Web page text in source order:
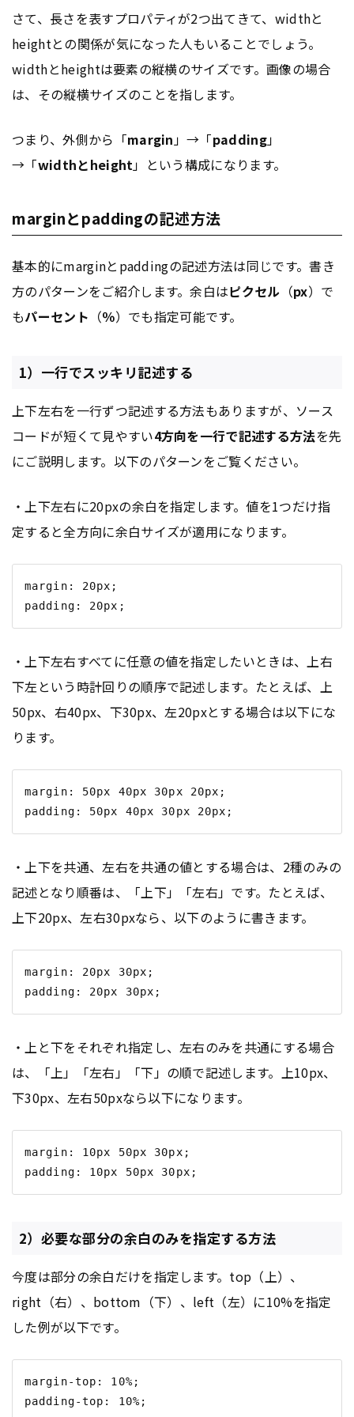
さて、長さを表すプロパティが2つ出てきて、widthと
heightとの関係が気になった人もいることでしょう。
widthとheightは要素の縦横のサイズです。画像の場合
は、その縦横サイズのことを指します。
つまり、外側から「margin」→「padding」
→「widthとheight」という構成になります。
marginとpaddingの記述方法
基本的にmarginとpaddingの記述方法は同じです。書き
方のパターンをご紹介します。余白はピクセル （px）で
もパーセント （％）でも指定可能です。
1）一行でスッキリ記述する
上下左右を一行ずつ記述する方法もありますが、ソース
コードが短くて見やすい4方向を一行で記述する方法を先
にご説明します。以下のパターンをご覧ください。
・上下左右に20pxの余白を指定します。値を1つだけ指
定すると全方向に余白サイズが適用になります。
margin: 20px;
・上下左右すべてに任意の値を指定したいときは、上右
下左という時計回りの順序で記述します。たとえば、上
50px、右40px、下30px、左20pxとする場合は以下にな
ります。
margin: 50px 40px 30px 20px;
・上下を共通、左右を共通の値とする場合は、2種のみの
記述となり順番は、「上下」「左右」です。たとえば、
上下20px、左右30pxなら、以下のように書きます。
margin: 20px 30px;
・上と下をそれぞれ指定し、左右のみを共通にする場合
は、「上」「左右」「下」の順で記述します。上10px、
下30px、左右50pxなら以下になります。
margin: 10px 50px 30px;
2）必要な部分の余白のみを指定する方法
今度は部分の余白だけを指定します。top（上）、
right（右）、bottom（下）、left（左）に10%を指定
した例が以下です。
margin-top: 10%;
padding-top: 10%;